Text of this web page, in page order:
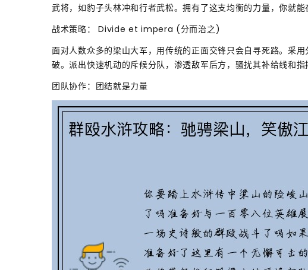
武将，如豹子头林冲和行者武松。拥有了这支均衡的力量，你就能
战术策略： Divide et impera (分而治之)
面对人数众多的梁山大军，用传统的正面交锋只会自寻死路。采
破。派出快速机动的斥候分队，渗透敌军后方，骚扰其补给线和指
团队协作：团结就是力量